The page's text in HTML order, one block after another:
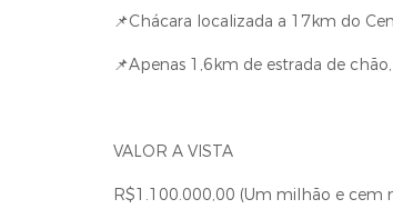
📌Chácara localizada a 17km do
📌Apenas 1,6km de estrada de
VALOR A VISTA
R$1.100.000,00 (Um milhão e cem